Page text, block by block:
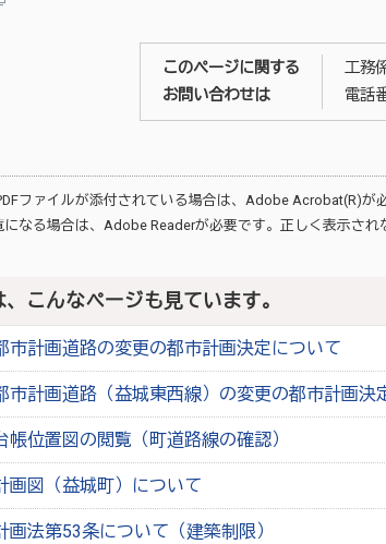
このページに関する
お問い合わせは
工務
電話
ファイルが添付されている場合は、 Adobe Acrobat(R)が
なる場合は、 Adobe Readerが必要です。正しく表示され
こんなページも見ています。
市計画道路の変更の都市計画決定について
市計画道路（益城東西線）の変更の都市計画決
帳位置図の閲覧（町道路線の確認）
画図（益城町）について
画法第53条について（建築制限）